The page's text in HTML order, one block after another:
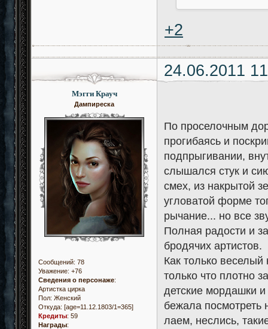
+2
24.06.2011
Мэгги Крауч
Дампиреска
Сообщений: 78
Уважение: +76
Сведения о персонаже:
Артистка цирка
Пол: Женский
Откуда: [age=11.12.1803/1=365]
Кредиты: 59
Награды:
По проселочным
прогибаясь и
подпрыгивании,
слышался стук и
смех, из накрытой
угловатой форме
рычание... но все
Полная радости и
бродячих артистов.
Как только
только что плотно
детские мордашки
бежала посмотреть
лаем, неслись,